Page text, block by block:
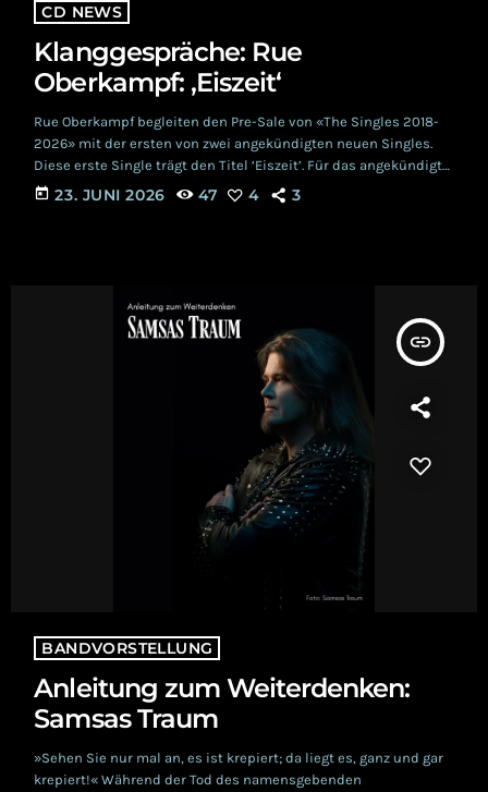
CD NEWS
Klanggespräche: Rue
Oberkampf: ‚Eiszeit‘
Rue Oberkampf begleiten den Pre-Sale von «The Singles 2018-
2026» mit der ersten von zwei angekündigten neuen Singles.
Diese erste Single trägt den Titel ‘Eiszeit’. Für das angekündigte
Album verantwortlich zeichnen sich Julia de Jouy und Oliver
Maier. Bei Mixing und Mastering sind bekannte Namen wie Eric
today 23. JUNI 2026 47 4 3
insert_link
BANDVORSTELLUNG
Anleitung zum Weiterdenken:
Samsas Traum
»Sehen Sie nur mal an, es ist krepiert; da liegt es, ganz und gar
krepiert!« Während der Tod des namensgebenden